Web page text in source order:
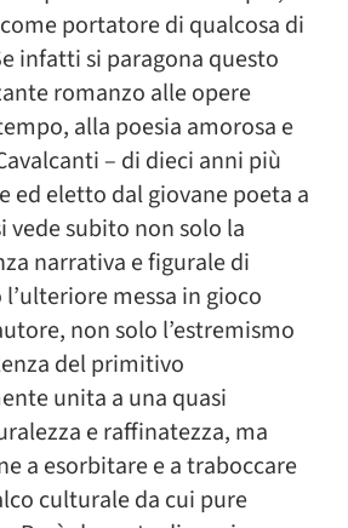
portatore di qualcosa di
infatti si paragona questo
romanzo alle opere
alla poesia amorosa e
– di dieci anni più
ed eletto dal giovane poeta a
vede subito non solo la
narrativa e figurale di
messa in gioco
non solo l’estremismo
del primitivo
unita a una quasi
e raffinatezza, ma
a esorbitare e a traboccare
culturale da cui pure